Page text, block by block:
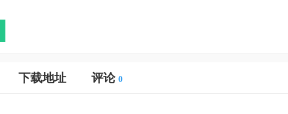
下载地址 评论 0